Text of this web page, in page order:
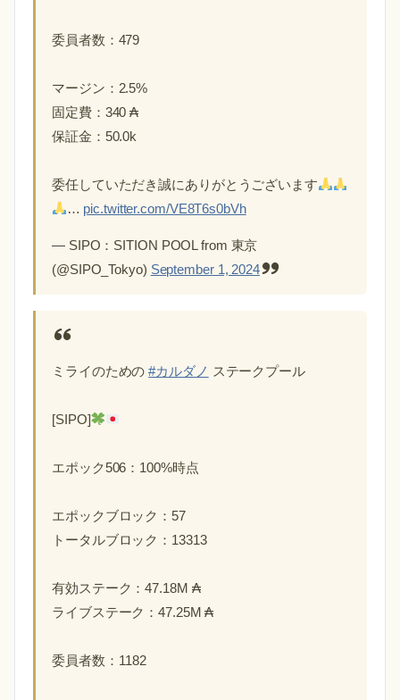
委員者数：479
マージン：2.5%
固定費：340 ₳
保証金：50.0k
委任していただき誠にありがとうございます
… pic.twitter.com/VE8T6s0bVh
— SIPO：SITION POOL from 東京
(@SIPO_Tokyo) September 1, 2024
ミライのための#カルダノ ステークプール
[SIPO]
エポック506：100%時点
エポックブロック：57
トータルブロック：13313
有効ステーク：47.18M ₳
ライブステーク：47.25M ₳
委員者数：1182